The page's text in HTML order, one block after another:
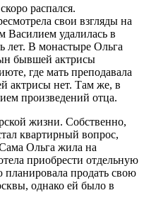
распался.
свои взгляды на
Василием удалилась в
лет. В монастыре Ольга
бывшей актрисы
где мать преподавала
актрисы нет. Там же, в
произведений отца.
жизни. Собственно,
квартирный вопрос,
Ольга жила на
приобрести отдельную
планировала продать свою
однако ей было в